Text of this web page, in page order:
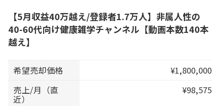
【5月収益40万越え/登録者1.7万人】非属人性の
40-60代向け健康雑学チャンネル【動画本数140本
越え】
希望売却価格
¥1,800,000
売上/月（直
近）
¥98,575